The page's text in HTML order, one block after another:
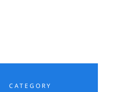
CATEGORY